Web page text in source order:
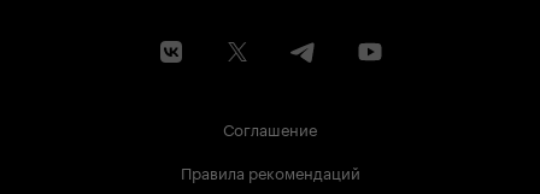
Соглашение
Правила рекомендаций